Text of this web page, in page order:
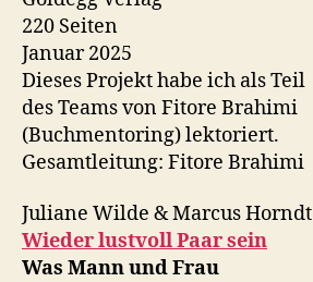
220 Seiten
Januar 2025
Dieses Projekt habe ich als Teil
des Teams von Fitore Brahimi
(Buchmentoring) lektoriert.
Gesamtleitung: Fitore Brahimi
Juliane Wilde & Marcus Horndt
Wieder lustvoll Paar sein
Was Mann und Frau